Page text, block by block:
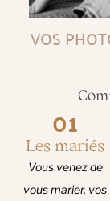
VOS
01
Les mariés
Vous venez de
vous marier, vos